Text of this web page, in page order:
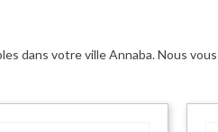
dans votre ville Annaba. Nous